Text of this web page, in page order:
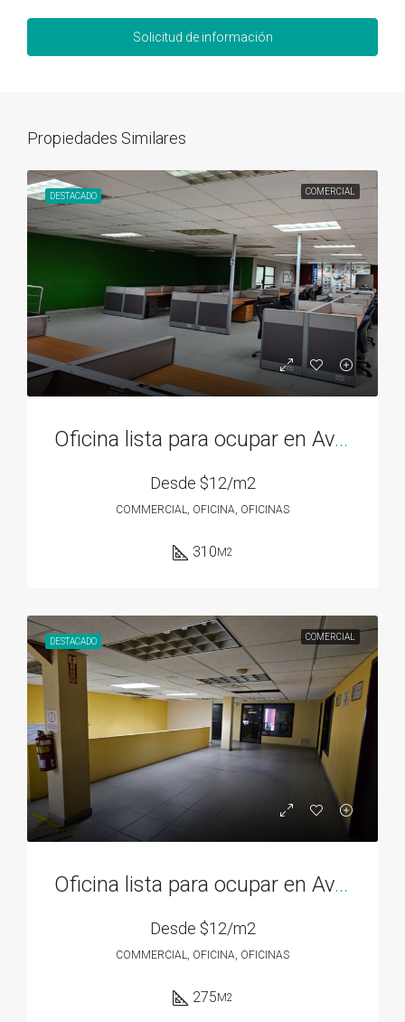
Solicitud de información
Propiedades Similares
DESTACADO COMERCIAL
Oficina lista para ocupar en Av. 12 de Octubre – 310M2
Desde $12/m2
COMMERCIAL, OFICINA, OFICINAS
310M2
DESTACADO COMERCIAL
Oficina lista para ocupar en Av. 12 de Octubre – 275M2
Desde $12/m2
COMMERCIAL, OFICINA, OFICINAS
275M2